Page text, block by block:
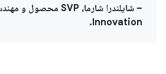
Innovation.